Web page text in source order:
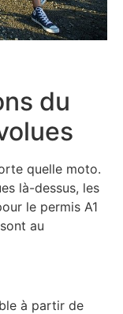
du
quelle moto.
là-dessus, les
le permis A1
au
à partir de